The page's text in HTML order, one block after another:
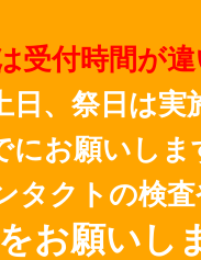
受付時間が違
日、祭日は実
お願いしま
タクトの検
お願いし